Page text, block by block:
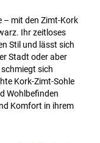
– mit den Zimt-Kork
Ihr zeitloses
Stil und lässt sich
Stadt oder aber
sich
Kork-Zimt-Sohle
Wohlbefinden
Komfort in ihrem